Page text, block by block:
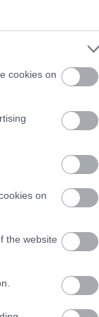
cookies on
on
the website
4.